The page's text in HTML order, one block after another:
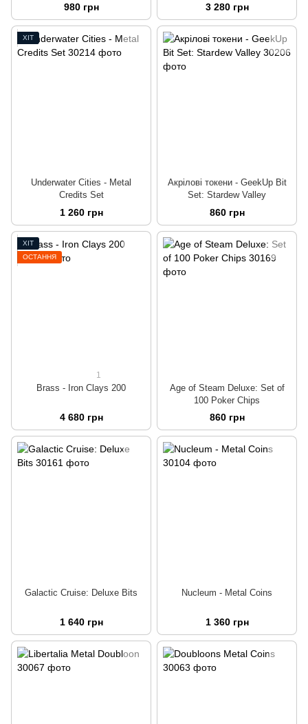
980 грн 3 280 грн
ХІТ
Underwater Cities - Metal
Credits Set
1 260 грн
Акрілові токени - GeekUp Bit
Set: Stardew Valley
860 грн
ХІТ
ОСТАННЯ
1
Brass - Iron Clays 200
4 680 грн
Age of Steam Deluxe: Set of
100 Poker Chips
860 грн
Galactic Cruise: Deluxe Bits
1 640 грн
Nucleum - Metal Coins
1 360 грн